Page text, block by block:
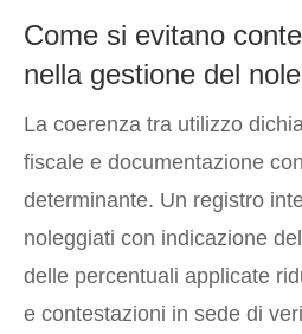
Come si evitano
nella gestione del
La coerenza tra utilizzo
fiscale e documentazione
determinante. Un registro
noleggiati con indicazione
delle percentuali applicate
e contestazioni in sede di